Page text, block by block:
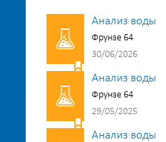
Анализ воды
Фрунзе 64
30/06/2026
Анализ воды
Фрунзе 64
29/05/2025
Анализ воды